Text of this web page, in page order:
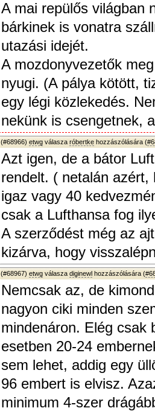
A mai repülős világban
bárkinek is vonatra
utazási idejét.
A mozdonyvezetők
nyugi. (A pálya kötött,
egy légi közlekedés.
nekünk is csengetnek,
(#68966) etwg válasza róbertke hozzászólására (
Azt igen, de a bátor
rendelt. ( netalán
igaz vagy 40
csak a Lufthansa fog
A szerződést még az
kizárva, hogy
(#68967) etwg válasza diginewl hozzászólására (
Nemcsak az, de
nagyon ciki minden
mindenáron. Elég csak
esetben 20-24
sem lehet, addig egy
96 embert is elvisz.
minimum 4-szer